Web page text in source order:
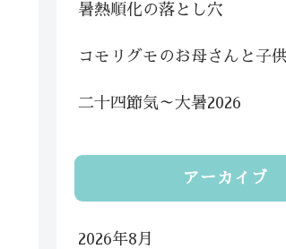
暑熱順化の落とし穴
コモリグモのお母さんと子
二十四節気～大暑2026
アーカイブ
2026年8月